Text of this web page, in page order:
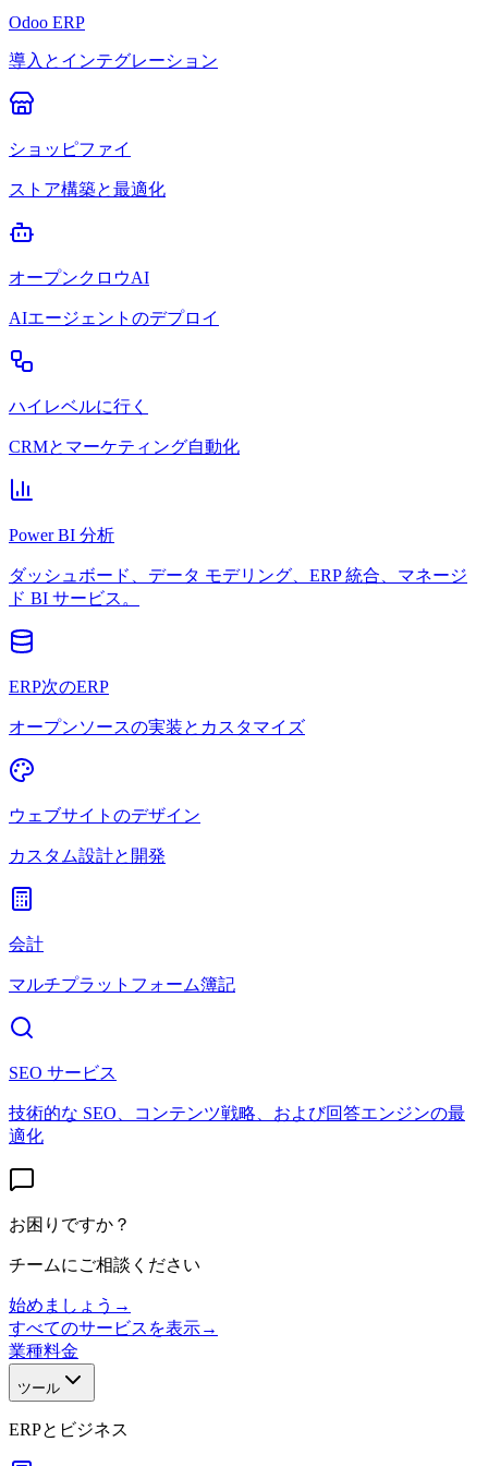
Odoo ERP
導入とインテグレーション
ショッピファイ
ストア構築と最適化
オープンクロウAI
AIエージェントのデプロイ
ハイレベルに行く
CRMとマーケティング自動化
Power BI 分析
ダッシュボード、データ モデリング、ERP 統合、マネージ
ド BI サービス。
ERP次のERP
オープンソースの実装とカスタマイズ
ウェブサイトのデザイン
カスタム設計と開発
会計
マルチプラットフォーム簿記
SEO サービス
技術的な SEO、コンテンツ戦略、および回答エンジンの最
適化
お困りですか？
チームにご相談ください
始めましょう →
すべてのサービスを表示→
業種料金
ツール
ERPとビジネス